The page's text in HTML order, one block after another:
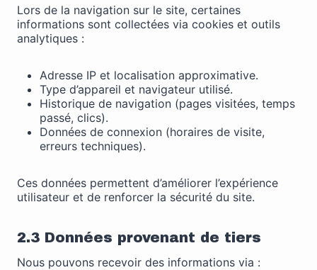
Lors de la navigation sur le site, certaines
informations sont collectées via cookies et outils
analytiques :
Adresse IP et localisation approximative.
Type d’appareil et navigateur utilisé.
Historique de navigation (pages visitées, temps
passé, clics).
Données de connexion (horaires de visite,
erreurs techniques).
Ces données permettent d’améliorer l’expérience
utilisateur et de renforcer la sécurité du site.
2.3 Données provenant de tiers
Nous pouvons recevoir des informations via :
des offres
personnalisés.